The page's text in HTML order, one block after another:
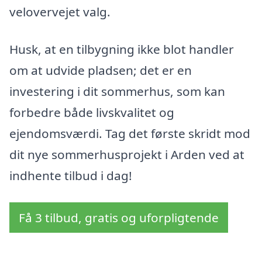
velovervejet valg.
Husk, at en tilbygning ikke blot handler
om at udvide pladsen; det er en
investering i dit sommerhus, som kan
forbedre både livskvalitet og
ejendomsværdi. Tag det første skridt mod
dit nye sommerhusprojekt i Arden ved at
indhente tilbud i dag!
Få 3 tilbud, gratis og uforpligtende